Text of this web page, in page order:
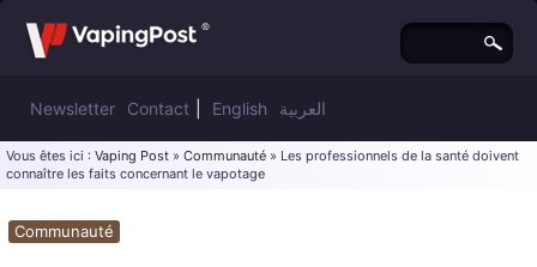
Newsletter Contact English العربية
Vous êtes ici : Vaping Post » Communauté » Les professionnels de la santé doivent
connaître les faits concernant le vapotage
Communauté